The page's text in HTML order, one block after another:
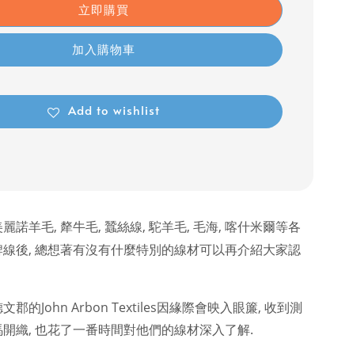
立即購買
加入購物車
Add to wishlist
諾羊毛, 犛牛毛, 蠶絲線, 駝羊毛, 毛海, 喀什米爾等各
後, 總想著有沒有什麼特別的線材可以再介紹大家認
郡的John Arbon Textiles因緣際會映入眼簾, 收到測
織, 也花了一番時間對他們的線材深入了解.